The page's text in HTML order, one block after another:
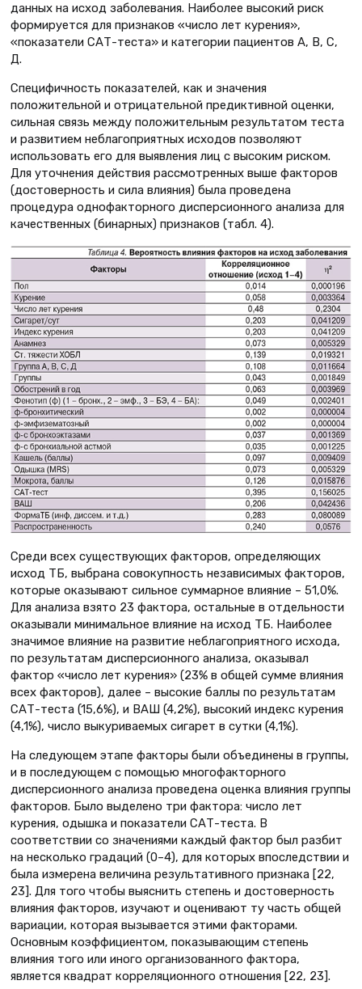
данных на исход заболевания. Наиболее высокий риск
формируется для признаков «число лет курения»,
«показатели САТ-теста» и категории пациентов А, В, С,
Д.
Специфичность показателей, как и значения
положительной и отрицательной предиктивной оценки,
сильная связь между положительным результатом теста
и развитием неблагоприятных исходов позволяют
использовать его для выявления лиц с высоким риском.
Для уточнения действия рассмотренных выше факторов
(достоверность и сила влияния) была проведена
процедура однофакторного дисперсионного анализа для
качественных (бинарных) признаков (табл. 4).
Среди всех существующих факторов, определяющих
исход ТБ, выбрана совокупность независимых факторов,
которые оказывают сильное суммарное влияние – 51,0%.
Для анализа взято 23 фактора, остальные в отдельности
оказывали минимальное влияние на исход ТБ. Наиболее
значимое влияние на развитие неблагоприятного исхода,
по результатам дисперсионного анализа, оказывал
фактор «число лет курения» (23% в общей сумме влияния
всех факторов), далее – высокие баллы по результатам
САТ-теста (15,6%), и ВАШ (4,2%), высокий индекс курения
(4,1%), число выкуриваемых сигарет в сутки (4,1%).
На следующем этапе факторы были объединены в группы,
и в последующем с помощью многофакторного
дисперсионного анализа проведена оценка влияния группы
факторов. Было выделено три фактора: число лет
курения, одышка и показатели САТ-теста. В
соответствии со значениями каждый фактор был разбит
на несколько градаций (0–4), для которых впоследствии и
была измерена величина результативного признака [22,
23]. Для того чтобы выяснить степень и достоверность
влияния факторов, изучают и оценивают ту часть общей
вариации, которая вызывается этими факторами.
Основным коэффициентом, показывающим степень
влияния того или иного организованного фактора,
является квадрат корреляционного отношения [22, 23].